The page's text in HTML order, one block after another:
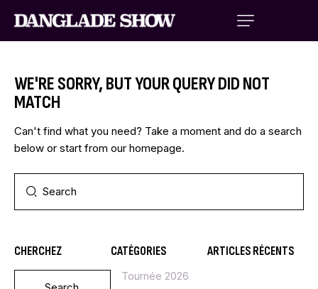
WE'RE SORRY, BUT YOUR QUERY DID NOT
MATCH
Can't find what you need? Take a moment and do a search
below or start from our homepage.
CHERCHEZ CATÉGORIES
Tournée 2026
ARTICLES RÉCENTS